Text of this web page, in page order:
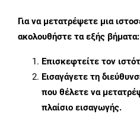
Για να μετατρέψετε μια
ακολουθήστε τα εξής βήματα:
Επισκεφτείτε τον
Εισαγάγετε τη
που θέλετε να
πλαίσιο εισαγωγής.